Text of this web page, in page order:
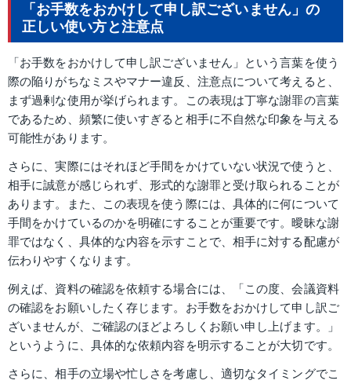
「お手数をおかけして申し訳ございません」の
正しい使い方と注意点
「お手数をおかけして申し訳ございません」という言葉を使う
際の陥りがちなミスやマナー違反、注意点について考えると、
まず過剰な使用が挙げられます。この表現は丁寧な謝罪の言葉
であるため、頻繁に使いすぎると相手に不自然な印象を与える
可能性があります。
さらに、実際にはそれほど手間をかけていない状況で使うと、
相手に誠意が感じられず、形式的な謝罪と受け取られることが
あります。また、この表現を使う際には、具体的に何について
手間をかけているのかを明確にすることが重要です。曖昧な謝
罪ではなく、具体的な内容を示すことで、相手に対する配慮が
伝わりやすくなります。
例えば、資料の確認を依頼する場合には、「この度、会議資料
の確認をお願いしたく存じます。お手数をおかけして申し訳ご
ざいませんが、ご確認のほどよろしくお願い申し上げます。」
というように、具体的な依頼内容を明示することが大切です。
さらに、相手の立場や忙しさを考慮し、適切なタイミングでこ